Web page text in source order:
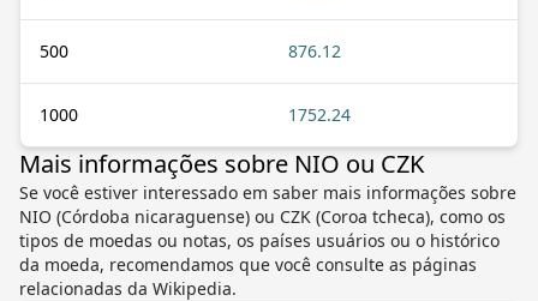
500 876.12
1000 1752.24
Mais informações sobre NIO ou CZK
Se você estiver interessado em saber mais informações sobre
NIO (Córdoba nicaraguense) ou CZK (Coroa tcheca), como os
tipos de moedas ou notas, os países usuários ou o histórico
da moeda, recomendamos que você consulte as páginas
relacionadas da Wikipedia.